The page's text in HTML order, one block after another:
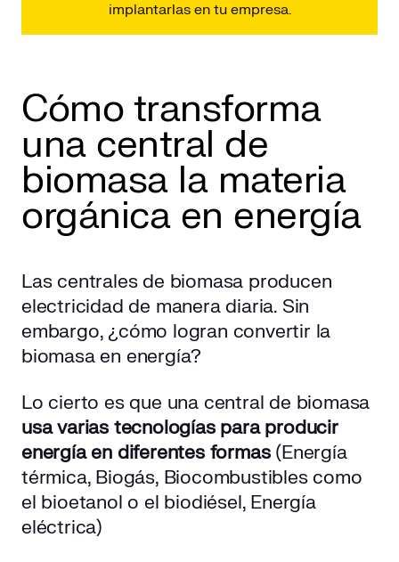
implantarlas en tu empresa.
Cómo transforma
una central de
biomasa la materia
orgánica en energía
Las centrales de biomasa producen
electricidad de manera diaria. Sin
embargo, ¿cómo logran convertir la
biomasa en energía?
Lo cierto es que una central de biomasa
usa varias tecnologías para producir
energía en diferentes formas(Energía
térmica, Biogás, Biocombustibles como
el bioetanol o el biodiésel, Energía
eléctrica)